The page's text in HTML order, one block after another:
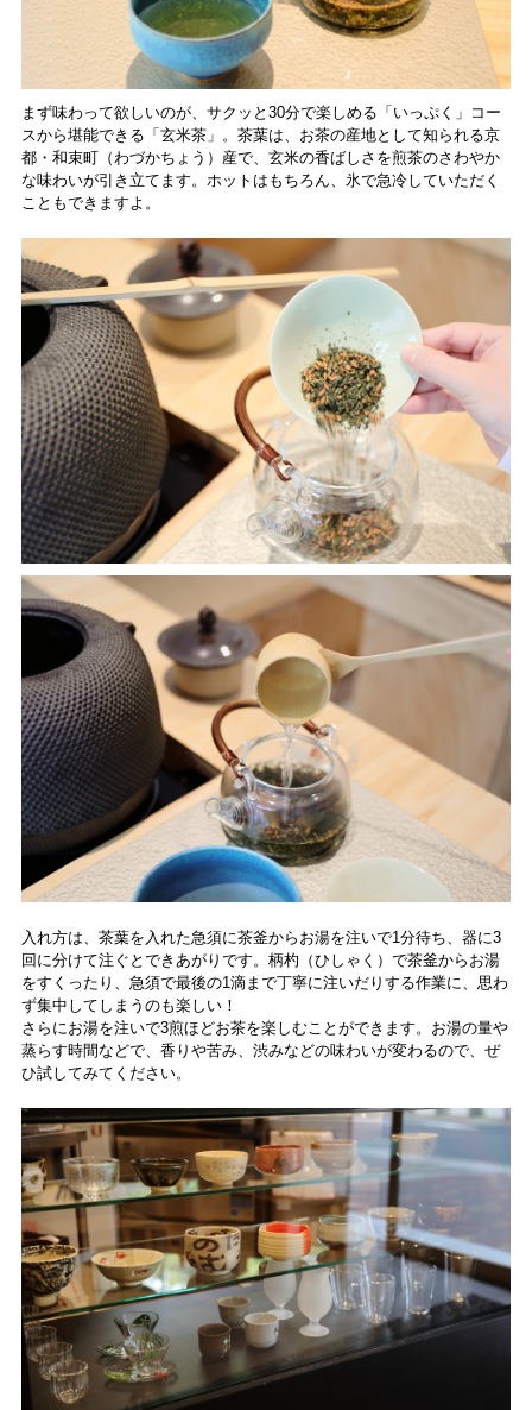
まず味わって欲しいのが、サクッと30分で楽しめる「いっぷく」コー
スから堪能できる「玄米茶」。茶葉は、お茶の産地として知られる京
都・和束町（わづかちょう）産で、玄米の香ばしさを煎茶のさわやか
な味わいが引き立てます。ホットはもちろん、氷で急冷していただく
こともできますよ。
入れ方は、茶葉を入れた急須に茶釜からお湯を注いで1分待ち、器に3
回に分けて注ぐとできあがりです。柄杓（ひしゃく）で茶釜からお湯
をすくったり、急須で最後の1滴まで丁寧に注いだりする作業に、思わ
ず集中してしまうのも楽しい！
さらにお湯を注いで3煎ほどお茶を楽しむことができます。お湯の量や
蒸らす時間などで、香りや苦み、渋みなどの味わいが変わるので、ぜ
ひ試してみてください。